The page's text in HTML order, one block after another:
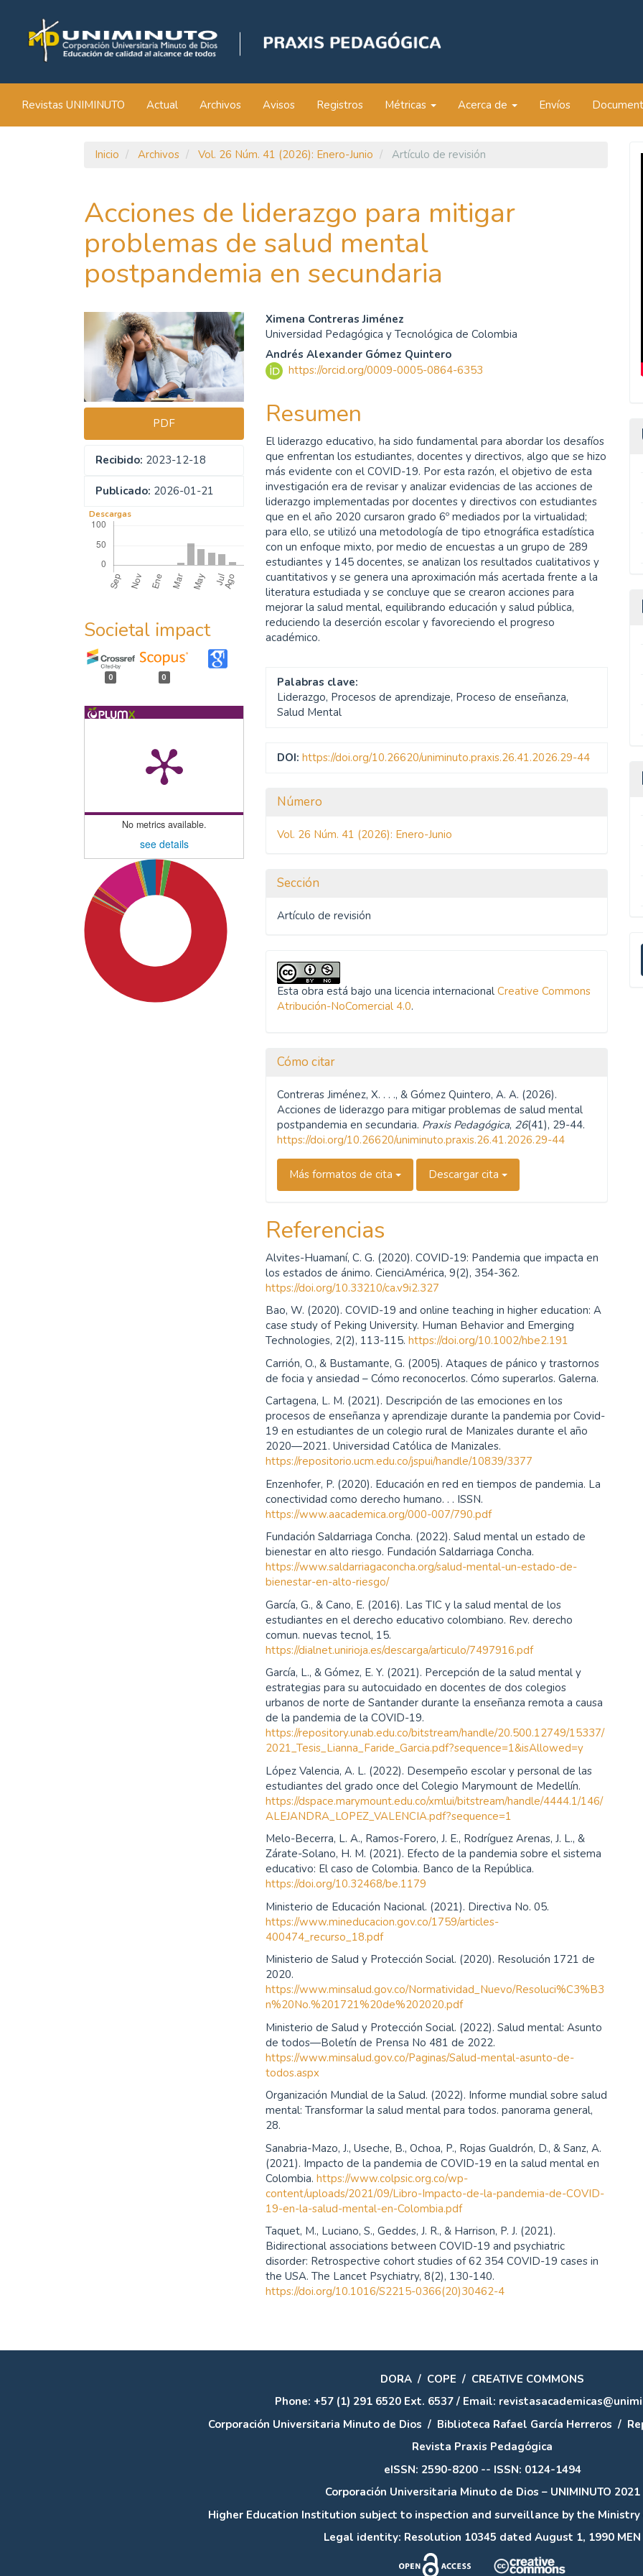
principal
Contenido
principal
Barra
lateral
Revistas UNIMINUTO Actual Archivos Avisos Registros Métricas Acerca de Envíos
Inicio Archivos Vol. 26 Núm. 41 (2026): Enero-Junio Artículo de revisión
Acciones de liderazgo para mitigar
problemas de salud mental
postpandemia en secundaria
Barra
lateral
del
artículo
PDF
Recibido: 2023-12-18
Publicado: 2026-01-21
Descargas
Societal impact
0 0
No metrics available.
see details
Contenido
principal
del
artículo
Ximena Contreras Jiménez
Universidad Pedagógica y Tecnológica de Colombia
Andrés Alexander Gómez Quintero
https://orcid.org/0009-0005-0864-6353
Resumen
El liderazgo educativo, ha sido fundamental para abordar los desafíos
que enfrentan los estudiantes, docentes y directivos, algo que se hizo
más evidente con el COVID-19. Por esta razón, el objetivo de esta
investigación era de revisar y analizar evidencias de las acciones de
liderazgo implementadas por docentes y directivos con estudiantes
que en el año 2020 cursaron grado 6º mediados por la virtualidad;
para ello, se utilizó una metodología de tipo etnográfica estadística
con un enfoque mixto, por medio de encuestas a un grupo de 289
estudiantes y 145 docentes, se analizan los resultados cualitativos y
cuantitativos y se genera una aproximación más acertada frente a la
literatura estudiada y se concluye que se crearon acciones para
mejorar la salud mental, equilibrando educación y salud pública,
reduciendo la deserción escolar y favoreciendo el progreso
académico.
Palabras clave:
Liderazgo, Procesos de aprendizaje, Proceso de enseñanza,
Salud Mental
DOI: https://doi.org/10.26620/uniminuto.praxis.26.41.2026.29-44
Detalles
del
Número
Vol. 26 Núm. 41 (2026): Enero-Junio
Sección
Artículo de revisión
Esta obra está bajo una licencia internacionalCreative Commons
Atribución-NoComercial 4.0.
Cómo citar
Contreras Jiménez, X. . . ., & Gómez Quintero, A. A. (2026).
Acciones de liderazgo para mitigar problemas de salud mental
postpandemia en secundaria. Praxis Pedagógica, 26(41), 29-44.
https://doi.org/10.26620/uniminuto.praxis.26.41.2026.29-44
Más formatos de cita Descargar cita
Referencias
Alvites-Huamaní, C. G. (2020). COVID-19: Pandemia que impacta en
los estados de ánimo. CienciAmérica, 9(2), 354-362.
https://doi.org/10.33210/ca.v9i2.327
Bao, W. (2020). COVID-19 and online teaching in higher education: A
case study of Peking University. Human Behavior and Emerging
Technologies, 2(2), 113-115.https://doi.org/10.1002/hbe2.191
Carrión, O., & Bustamante, G. (2005). Ataques de pánico y trastornos
de focia y ansiedad – Cómo reconocerlos. Cómo superarlos. Galerna.
Cartagena, L. M. (2021). Descripción de las emociones en los
procesos de enseñanza y aprendizaje durante la pandemia por Covid-
19 en estudiantes de un colegio rural de Manizales durante el año
2020—2021. Universidad Católica de Manizales.
https://repositorio.ucm.edu.co/jspui/handle/10839/3377
Enzenhofer, P. (2020). Educación en red en tiempos de pandemia. La
conectividad como derecho humano. . . ISSN.
https://www.aacademica.org/000-007/790.pdf
Fundación Saldarriaga Concha. (2022). Salud mental un estado de
bienestar en alto riesgo. Fundación Saldarriaga Concha.
https://www.saldarriagaconcha.org/salud-mental-un-estado-de-
bienestar-en-alto-riesgo/
García, G., & Cano, E. (2016). Las TIC y la salud mental de los
estudiantes en el derecho educativo colombiano. Rev. derecho
comun. nuevas tecnol, 15.
https://dialnet.unirioja.es/descarga/articulo/7497916.pdf
García, L., & Gómez, E. Y. (2021). Percepción de la salud mental y
estrategias para su autocuidado en docentes de dos colegios
urbanos de norte de Santander durante la enseñanza remota a causa
de la pandemia de la COVID-19.
https://repository.unab.edu.co/bitstream/handle/20.500.12749/15337/
2021_Tesis_Lianna_Faride_Garcia.pdf?sequence=1&isAllowed=y
López Valencia, A. L. (2022). Desempeño escolar y personal de las
estudiantes del grado once del Colegio Marymount de Medellín.
https://dspace.marymount.edu.co/xmlui/bitstream/handle/4444.1/146/
ALEJANDRA_LOPEZ_VALENCIA.pdf?sequence=1
Melo-Becerra, L. A., Ramos-Forero, J. E., Rodríguez Arenas, J. L., &
Zárate-Solano, H. M. (2021). Efecto de la pandemia sobre el sistema
educativo: El caso de Colombia. Banco de la República.
https://doi.org/10.32468/be.1179
Ministerio de Educación Nacional. (2021). Directiva No. 05.
https://www.mineducacion.gov.co/1759/articles-
400474_recurso_18.pdf
Ministerio de Salud y Protección Social. (2020). Resolución 1721 de
2020.
https://www.minsalud.gov.co/Normatividad_Nuevo/Resoluci%C3%B3
n%20No.%201721%20de%202020.pdf
Ministerio de Salud y Protección Social. (2022). Salud mental: Asunto
de todos—Boletín de Prensa No 481 de 2022.
https://www.minsalud.gov.co/Paginas/Salud-mental-asunto-de-
todos.aspx
Organización Mundial de la Salud. (2022). Informe mundial sobre salud
mental: Transformar la salud mental para todos. panorama general,
28.
Sanabria-Mazo, J., Useche, B., Ochoa, P., Rojas Gualdrón, D., & Sanz, A.
(2021). Impacto de la pandemia de COVID-19 en la salud mental en
Colombia.https://www.colpsic.org.co/wp-
content/uploads/2021/09/Libro-Impacto-de-la-pandemia-de-COVID-
19-en-la-salud-mental-en-Colombia.pdf
Taquet, M., Luciano, S., Geddes, J. R., & Harrison, P. J. (2021).
Bidirectional associations between COVID-19 and psychiatric
disorder: Retrospective cohort studies of 62 354 COVID-19 cases in
the USA. The Lancet Psychiatry, 8(2), 130-140.
https://doi.org/10.1016/S2215-0366(20)30462-4
DORA / COPE / CREATIVE COMMONS
Phone: +57 (1) 291 6520 Ext. 6537 / Email:
Corporación Universitaria Minuto de Dios / Biblioteca Rafael García Herreros /
Revista Praxis Pedagógica
eISSN: 2590-8200 -- ISSN: 0124-1494
Corporación Universitaria Minuto de Dios – UNIMINUTO 2021
Higher Education Institution subject to inspection and surveillance by the
Legal identity: Resolution 10345 dated August 1, 1990 MEN